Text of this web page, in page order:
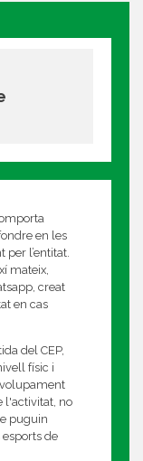
en les
l’entitat.
mateix,
creat
en cas
del CEP,
físic i
l'activitat, no
puguin
de